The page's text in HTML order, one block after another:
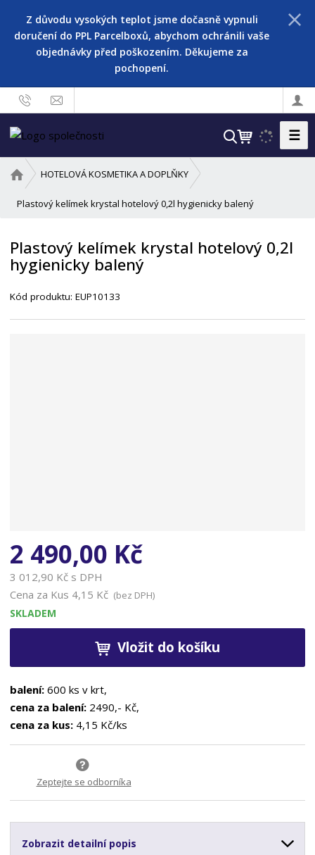
Z důvodu vysokých teplot jsme dočasně vypnuli
doručení do PPL Parcelboxů, abychom ochránili vaše
objednávky před poškozením. Děkujeme za
pochopení.
V
e
t
☰
v
o
í
s
r
HOTELOVÁ KOSMETIKA A DOPLŇKY
Plastový kelímek krystal hotelový 0,2l hygienicky balený
Plastový kelímek krystal hotelový 0,2l
hygienicky balený
Kód produktu:EUP10133
2 490,00 Kč
3 012,90 Kč s DPH
Cena za Kus 4,15 Kč (bez DPH)
SKLADEM
Vložit do košíku
balení: 600 ks v krt,
cena za balení: 2490,- Kč,
cena za kus: 4,15 Kč/ks
Zeptejte se odborníka
Zobrazit detailní popis